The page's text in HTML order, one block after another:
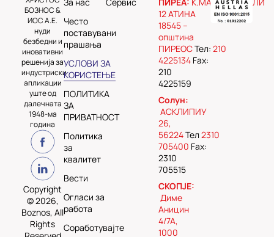
БОЗНОС &
ИОС А.Е.
нуди
безбедни и
иновативни
решенија за
индустриски
апликации
уште од
далечната
1948-ма
година
Copyright
© 2026,
Boznos, All
Rights
Често
поставувани
прашања
УСЛОВИ ЗА
КОРИСТЕЊЕ
ПОЛИТИКА
ЗА
ПРИВАТНОСТ
Политика
за
квалитет
Вести
Огласи за
работа
Соработувајте
12 АТИНА
18545 –
општина
ПИРЕОСТел: 210
4225134Fax:
210
4225159
Солун:
АСКЛИПИУ
26,
56224Тел 2310
705400 Fax:
2310
705515
СКОПЈЕ:
Диме
Аницин
4/7А,
1000